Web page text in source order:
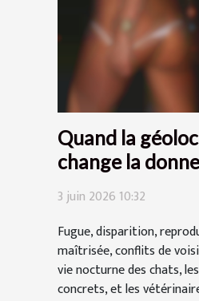
Quand la
change la
amoureux
3 juin 2026 10:32
Fugue, disparition,
maîtrisée, conflits de
vie nocturne des chats,
concrets, et les